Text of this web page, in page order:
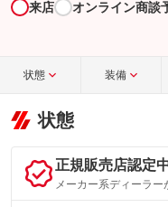
来店 オンライン商談
状態 装備
状態
正規販売店認定
メーカー系ディーラ